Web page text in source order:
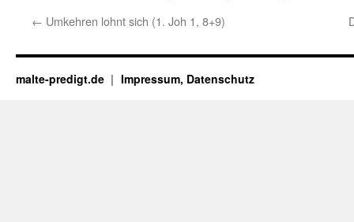
← Umkehren lohnt sich (1. Joh 1, 8+9)
malte-predigt.de Impressum, Datenschutz